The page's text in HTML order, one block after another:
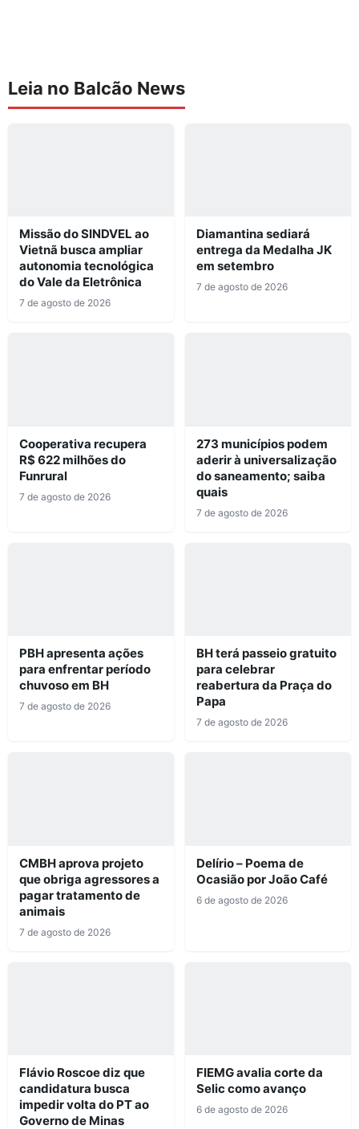
Leia no Balcão News
Missão do SINDVEL ao
Vietnã busca ampliar
autonomia tecnológica
do Vale da Eletrônica
7 de agosto de 2026
Diamantina sediará
entrega da Medalha JK
em setembro
7 de agosto de 2026
Cooperativa recupera
R$ 622 milhões do
Funrural
7 de agosto de 2026
273 municípios podem
aderir à universalização
do saneamento; saiba
quais
7 de agosto de 2026
PBH apresenta ações
para enfrentar período
chuvoso em BH
7 de agosto de 2026
BH terá passeio gratuito
para celebrar
reabertura da Praça do
Papa
7 de agosto de 2026
CMBH aprova projeto
que obriga agressores a
pagar tratamento de
animais
7 de agosto de 2026
Delírio – Poema de
Ocasião por João Café
6 de agosto de 2026
Flávio Roscoe diz que
candidatura busca
impedir volta do PT ao
Governo de Minas
FIEMG avalia corte da
Selic como avanço
6 de agosto de 2026